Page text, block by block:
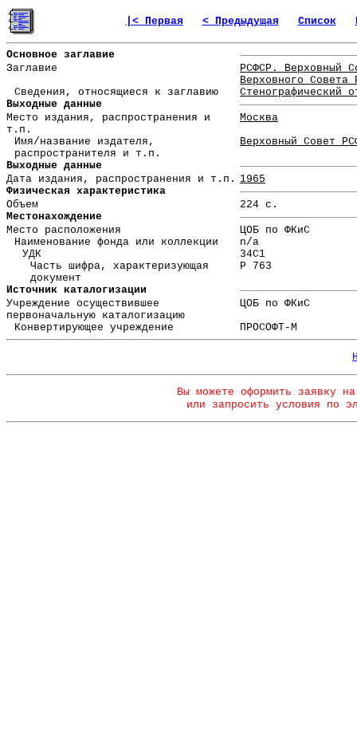
|< Первая < Предыдущая Список
Основное заглавие
Заглавие
РСФСР. Верховный
Верховного
Сведения, относящиеся к заглавию
Стенографический
Выходные данные
Место издания, распространения и
т.п.
Москва
Имя/название издателя,
распространителя и т.п.
Верховный Совет
Выходные данные
Дата издания, распространения и т.п. 1965
Физическая характеристика
Объем
224 с.
Местонахождение
Место расположения
ЦОБ по ФКиС
Наименование фонда или коллекции
n/a
УДК
34С1
Часть шифра, характеризующая
документ
Р 763
Источник каталогизации
Учреждение осуществившее
первоначальную каталогизацию
ЦОБ по ФКиС
Конвертирующее учреждение
ПРОСОФТ-М
Вы можете оформить заявку
или запросить условия по